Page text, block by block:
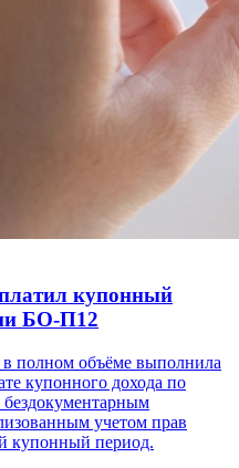
купонный
БО-П12
полном объёме выполнила
купонного дохода по
учетом прав
купонный период.